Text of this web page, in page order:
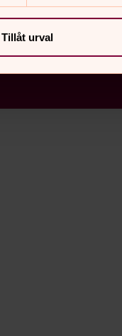
Tillåt urval